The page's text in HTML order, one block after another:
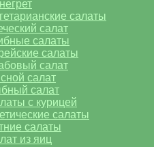
салаты
салат
салаты
салаты
салат
салат
салат
с курицей
салаты
салаты
из яиц